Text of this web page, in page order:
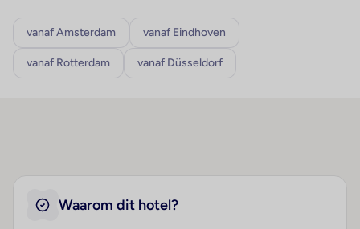
vanaf Amsterdam vanaf Eindhoven
vanaf Rotterdam vanaf Düsseldorf
Waarom dit hotel?